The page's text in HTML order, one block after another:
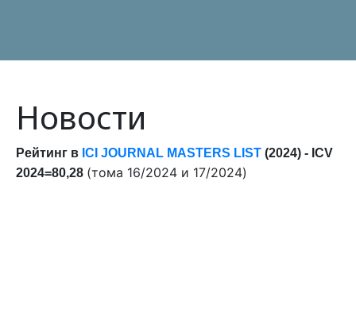
Новости
Pейтинг в ICI JOURNAL MASTERS LIST (2024) - ICV
2024=80,28 (тома 16/2024 и 17/2024)